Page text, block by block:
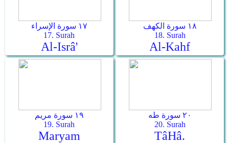
١٧ سورة الإسراء
17. Surah
Al-Isrâ'
١٨ سورة الكهف
18. Surah
Al-Kahf
١٩ سورة مريم
19. Surah
Maryam
٢٠ سورة طه
20. Surah
Tâ­Hâ.